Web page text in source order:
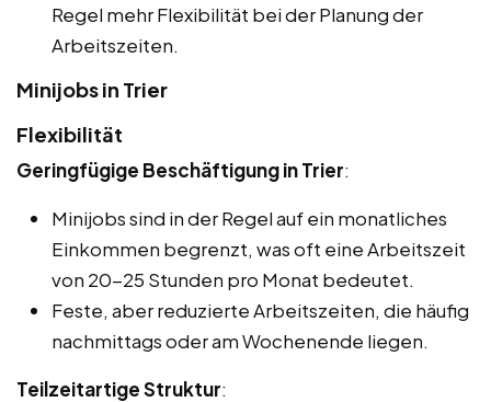
Regel mehr Flexibilität bei der Planung der
Arbeitszeiten.
Minijobs in Trier
Flexibilität
Geringfügige Beschäftigung in Trier:
Minijobs sind in der Regel auf ein monatliches
Einkommen begrenzt, was oft eine Arbeitszeit
von 20-25 Stunden pro Monat bedeutet.
Feste, aber reduzierte Arbeitszeiten, die häufig
nachmittags oder am Wochenende liegen.
Teilzeitartige Struktur: